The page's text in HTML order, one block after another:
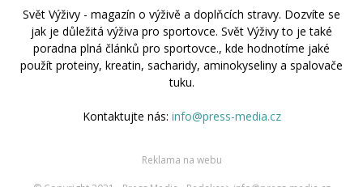
Svět Výživy - magazín o výživě a doplňcích stravy. Dozvíte se
jak je důležitá výživa pro sportovce. Svět Výživy to je také
poradna plná článků pro sportovce., kde hodnotíme jaké
použít proteiny, kreatin, sacharidy, aminokyseliny a spalovače
tuku.
Kontaktujte nás: info@press-media.cz
Reklama na webu